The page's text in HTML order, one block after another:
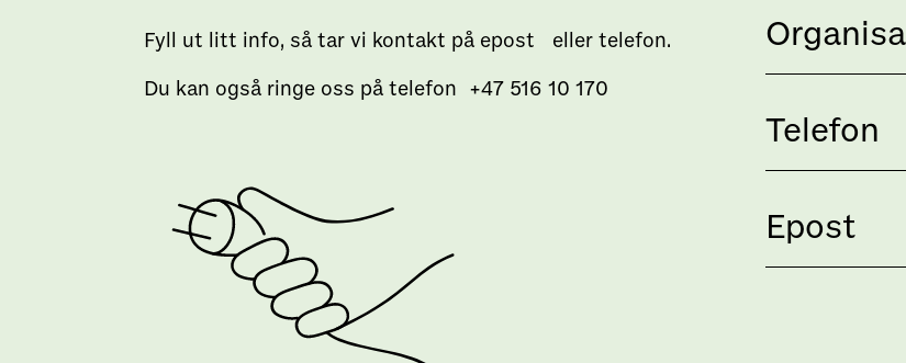
Fyll ut litt info, så tar vi kontakt på epost eller telefon.
Du kan også ringe oss på telefon +47 516 10 170